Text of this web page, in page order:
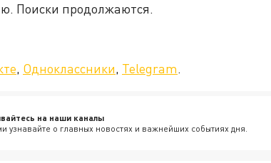
Поиски продолжаются.
, Одноклассники, Telegram.
на наши каналы
узнавайте о главных новостях и важнейших событиях дня.